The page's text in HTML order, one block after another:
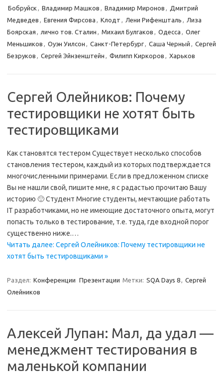
Бобруйск , Владимир Машков , Владимир Миронов , Дмитрий
Медведев , Евгения Фирсова , Клодт , Лени Рифеншталь , Лиза
Боярская , лично тов. Сталин , Михаил Булгаков , Одесса , Олег
Меньшиков , Оуэн Уилсон , Санкт-Петербург, Саша Черный , Сергей
Безруков , Сергей Эйнзенштейн , Филипп Киркоров , Харьков
Сергей Олейников: Почему
тестировщики не хотят быть
тестировщиками
Как становятся тестером Существует несколько способов
становления тестером, каждый из которых подтверждается
многочисленными примерами. Если в предложенном списке
Вы не нашли свой, пишите мне, я с радастью прочитаю Вашу
историю 🙂 Студент Многие студенты, мечтающие работать
IT разработчиками, но не имеющие достаточного опыта, могут
попасть только в тестирование, т.е. туда, где входной порог
существенно ниже.…
Читать далее: Сергей Олейников: Почему тестировщики не
хотят быть тестировщиками »
Раздел: Конференции Презентации Метки: SQA Days 8, Сергей
Олейников
Алексей Лупан: Мал, да удал —
менеджмент тестирования в
маленькой компании